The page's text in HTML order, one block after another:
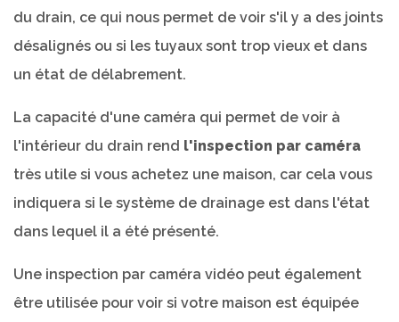
du drain, ce qui nous permet de voir s'il y a des joints
désalignés ou si les tuyaux sont trop vieux et dans
un état de délabrement.
La capacité d'une caméra qui permet de voir à
l'intérieur du drain rend l'inspection par caméra
très utile si vous achetez une maison, car cela vous
indiquera si le système de drainage est dans l'état
dans lequel il a été présenté.
Une inspection par caméra vidéo peut également
être utilisée pour voir si votre maison est équipée